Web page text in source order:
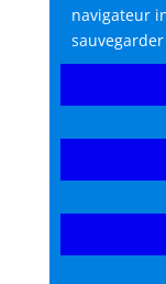
navigateur